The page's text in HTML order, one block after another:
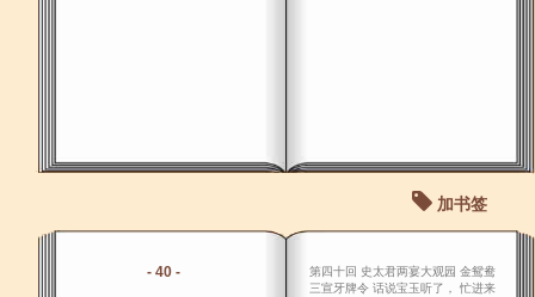
加书签
- 40 -
第四十回 史太君两宴大观园 金鸳鸯
三宣牙牌令 话说宝玉听了， 忙进来